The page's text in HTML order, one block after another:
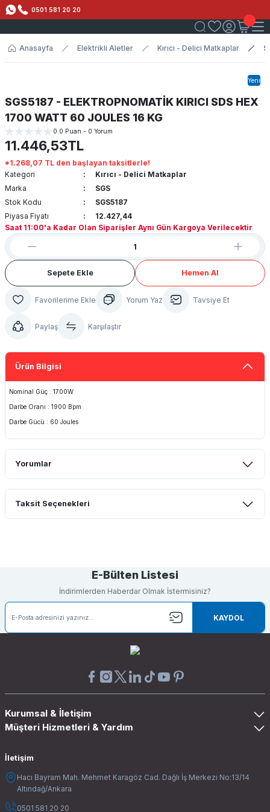
0501 581 20 20
Anasayfa Elektrikli Aletler Kırıcı - Delici Matkaplar
Yeni
SGS5187 - ELEKTROPNOMATİK KIRICI SDS HEX
1700 WATT 60 JOULES 16 KG
0.0 Puan - 0 Yorum
11.446,53TL
*1.268,07 TL den başlayan taksitlerle!
Kategori
Kırıcı - Delici Matkaplar
Marka
SGS
Stok Kodu
SGS5187
Piyasa Fiyatı
12.427,44
Saat 11:00'a Kadar Olan Siparişler Aynı Gün Kargoya Verilecektir
Sepete Ekle Hemen Al
Yorum Yaz Tavsiye Et
Paylaş Karşılaştır
Ürün Bilgisi
Nominal Güç : 1700W
Darbe Oranı : 1900 Bpm
Darbe Gücü : 60 Joules
Yorumlar
Bu ürüne ilk yorumu siz yapın!
Taksit Seçenekleri
E-Bülten Listesi
İndirimlerden Haberdar Olmak İstermisiniz?
KAYDOL
Kurumsal & İletişim
Müşteri Hizmetleri & Yardım
İletişim
Hacı Bayram Mah. Mehmet Karagöz Cad. Dağlı İş Merkezi No:13/14
Altındağ/Ankara
0501 581 20 20